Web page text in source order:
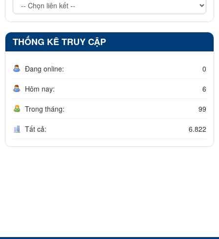
THỐNG KÊ TRUY CẬP
Đang online: 0
Hôm nay: 6
Trong tháng: 99
Tất cả: 6.822